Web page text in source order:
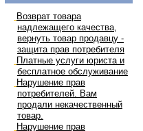
Возврат товара
надлежащего качества,
вернуть товар продавцу -
защита прав потребителя
Платные услуги юриста и
бесплатное обслуживание
Нарушение прав
потребителей. Вам
продали некачественный
товар.
Нарушение прав